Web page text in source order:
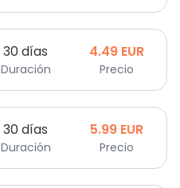
30 días
Duración
4.49 EUR
Precio
30 días
Duración
5.99 EUR
Precio